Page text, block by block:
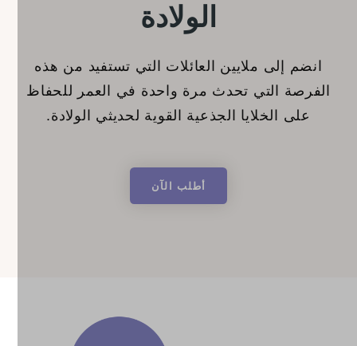
الولادة
انضم إلى ملايين العائلات التي تستفيد من هذه
الفرصة التي تحدث مرة واحدة في العمر للحفاظ
على الخلايا الجذعية القوية لحديثي الولادة.
أطلب الآن